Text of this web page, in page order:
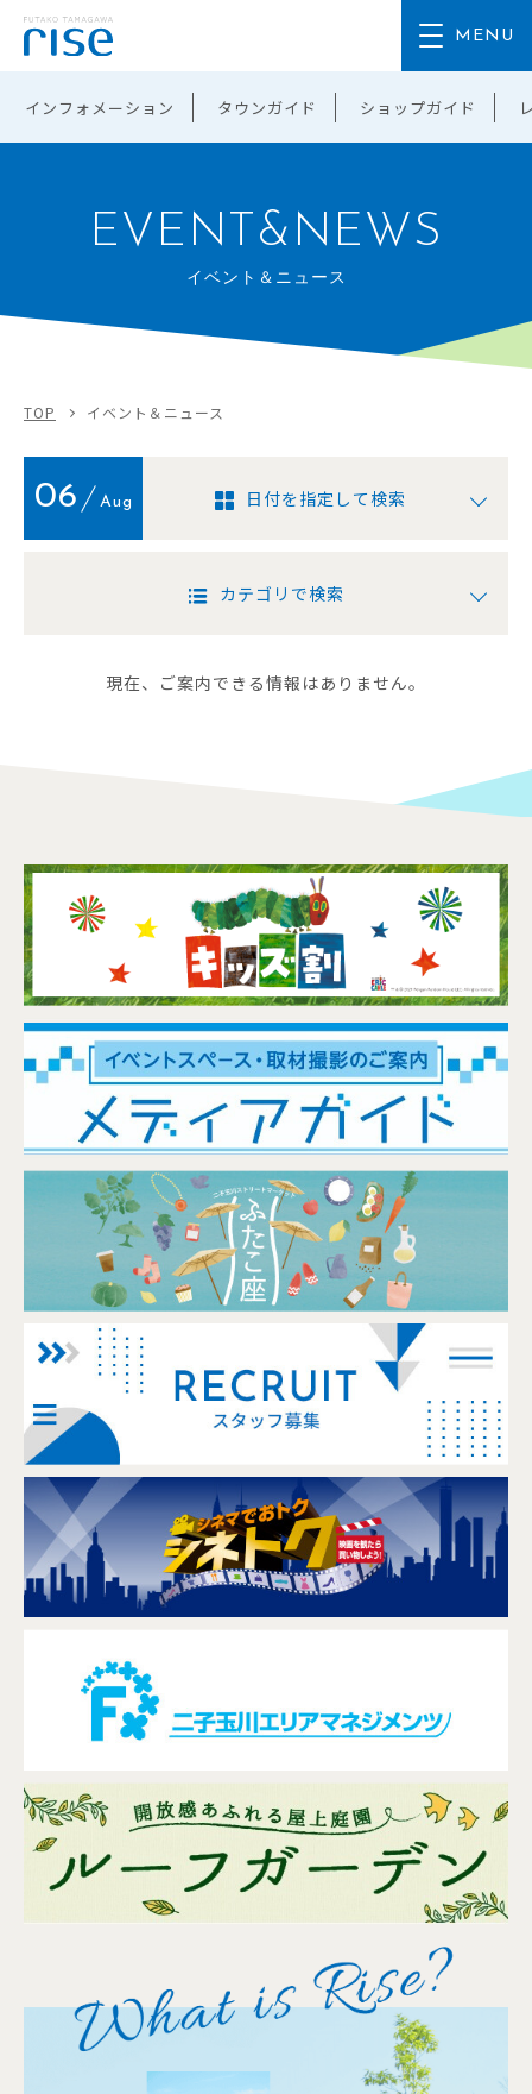
インフォメーション タウンガイド ショップガイド
EVENT&NEWS
イベント＆ニュース
TOP イベント＆ニュース
06 Aug 日付を指定して検索
カテゴリで検索
現在、ご案内できる情報はありません。